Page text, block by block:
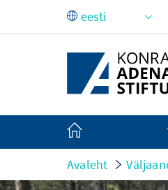
Skip to Main Content
Avaleht